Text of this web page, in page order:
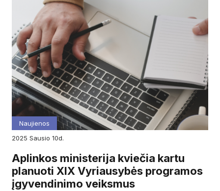
Naujienos
2025
sausio 10d.
Aplinkos ministerija kviečia kartu
planuoti XIX Vyriausybės programos
įgyvendinimo veiksmus